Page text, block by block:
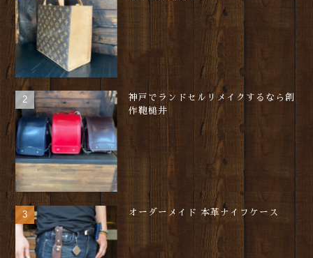
神戸でランドセルリメイクするなら創
作鞄槌井
オーダーメイド 本革ナイフケース